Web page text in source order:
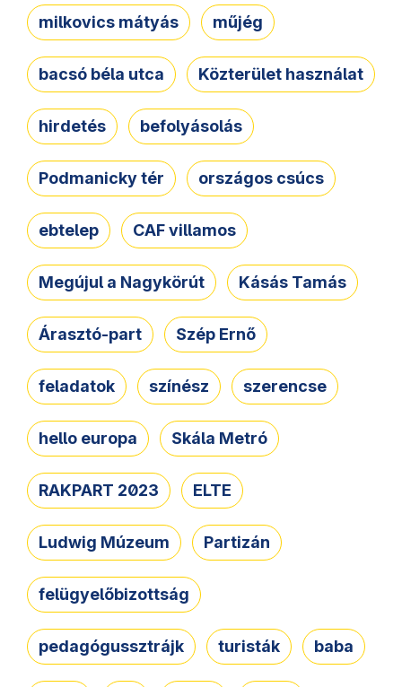
milkovics mátyás műjég
bacsó béla utca Közterület használat
hirdetés befolyásolás
Podmanicky tér országos csúcs
ebtelep CAF villamos
Megújul a Nagykörút Kásás Tamás
Árasztó-part Szép Ernő
feladatok színész szerencse
hello europa Skála Metró
RAKPART 2023 ELTE
Ludwig Múzeum Partizán
felügyelőbizottság
pedagógussztrájk turisták baba